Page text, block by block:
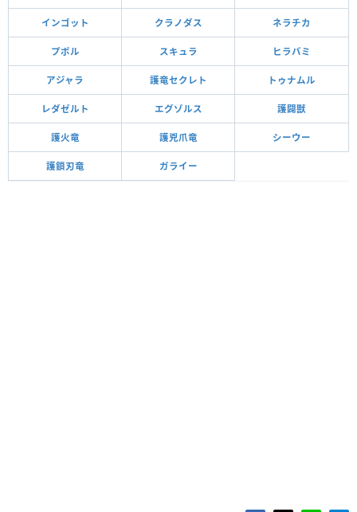
インゴット クラノダス ネラチカ
プポル スキュラ ヒラバミ
アジャラ 護竜セクレト トゥナムル
レダゼルト エグゾルス 護闢獣
護火竜 護兇爪竜 シーウー
護鎖刃竜 ガライー